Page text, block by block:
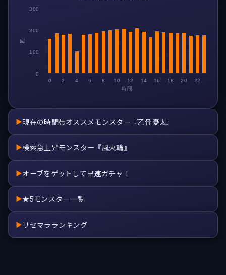
時間
回
0 2 4 6 8 10 12 14 16 18 20 22
0
100
200
300
▶現在の時間帯オススメモンスター『乙骨憂太』
▶検索急上昇モンスター『風火輪』
▶オーブをゲットして早速ガチャ！
▶★5モンスター一覧
▶ リセマラランキング